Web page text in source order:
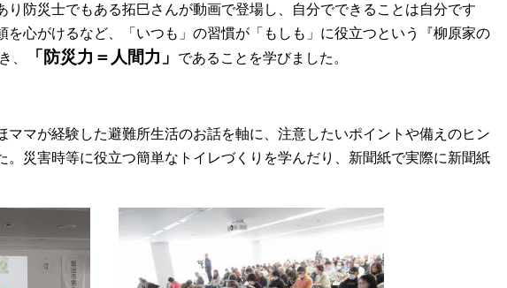
防災士でもある拓巳さんが動画で登場し、自分でできることは自分です
を心がけるなど、「いつも」の習慣が「もしも」に役立つという『柳原家の
、
「防災力＝人間力」 であることを学びました。
マが経験した避難所生活のお話を軸に、注意したいポイントや備えのヒン
。災害時等に役立つ簡単なトイレづくりを学んだり、新聞紙で実際に新聞紙